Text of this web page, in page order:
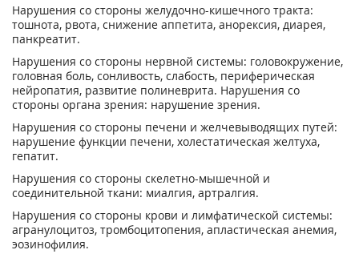
Нарушения со стороны желудочно-кишечного тракта:
тошнота, рвота, снижение аппетита, анорексия, диарея,
панкреатит.
Нарушения со стороны нервной системы: головокружение,
головная боль, сонливость, слабость, периферическая
нейропатия, развитие полиневрита. Нарушения со
стороны органа зрения: нарушение зрения.
Нарушения со стороны печени и желчевыводящих путей:
нарушение функции печени, холестатическая желтуха,
гепатит.
Нарушения со стороны скелетно-мышечной и
соединительной ткани: миалгия, артралгия.
Нарушения со стороны крови и лимфатической системы:
агранулоцитоз, тромбоцитопения, апластическая анемия,
эозинофилия.